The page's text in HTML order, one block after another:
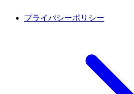
プライバシーポリシー